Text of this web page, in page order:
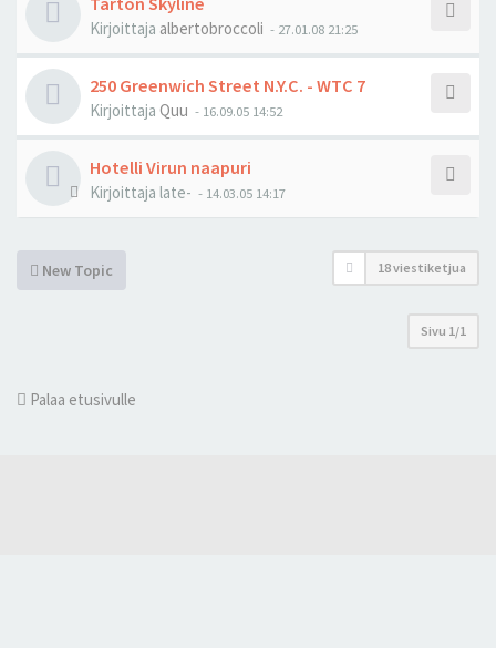
Kirjoittaja albertobroccoli - 27.01.08 21:25
250 Greenwich Street N.Y.C. - WTC 7
Kirjoittaja Quu - 16.09.05 14:52
Hotelli Virun naapuri
Kirjoittaja late- - 14.03.05 14:17
New Topic 18 viestiketjua
Sivu 1/1
Palaa etusivulle